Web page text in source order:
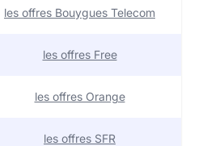
les offres Bouygues Telecom
les offres Free
les offres Orange
les offres SFR